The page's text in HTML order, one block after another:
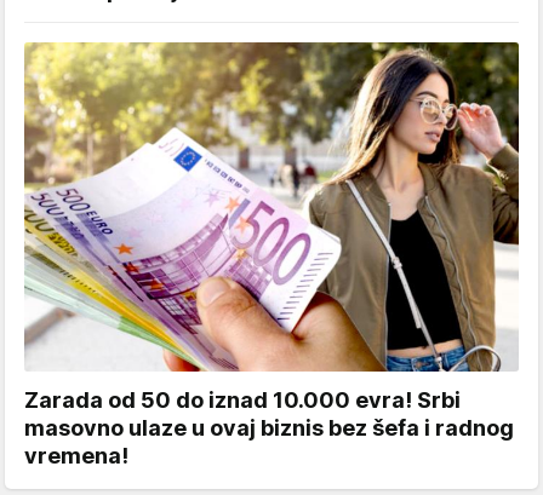
Zarada od 50 do iznad 10.000 evra! Srbi
masovno ulaze u ovaj biznis bez šefa i radnog
vremena!